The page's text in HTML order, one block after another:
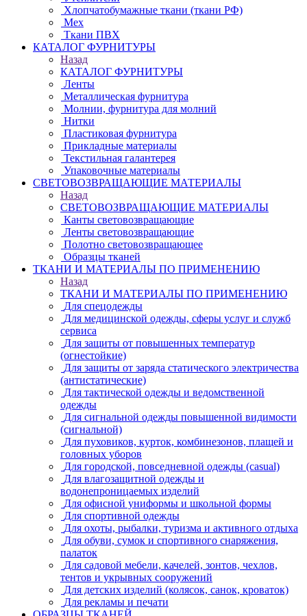
Хлопчатобумажные ткани (ткани РФ)
Мех
Ткани ПВХ
КАТАЛОГ ФУРНИТУРЫ
Назад
КАТАЛОГ ФУРНИТУРЫ
Ленты
Металлическая фурнитура
Молнии, фурнитура для молний
Нитки
Пластиковая фурнитура
Прикладные материалы
Текстильная галантерея
Упаковочные материалы
СВЕТОВОЗВРАЩАЮЩИЕ МАТЕРИАЛЫ
Назад
СВЕТОВОЗВРАЩАЮЩИЕ МАТЕРИАЛЫ
Канты световозвращающие
Ленты световозвращающие
Полотно световозвращающее
Образцы тканей
ТКАНИ И МАТЕРИАЛЫ ПО ПРИМЕНЕНИЮ
Назад
ТКАНИ И МАТЕРИАЛЫ ПО ПРИМЕНЕНИЮ
Для спецодежды
Для медицинской одежды, сферы услуг и служб
сервиса
Для защиты от повышенных температур
(огнестойкие)
Для защиты от заряда статического электричества
(антистатические)
Для тактической одежды и ведомственной
одежды
Для сигнальной одежды повышенной видимости
(сигнальной)
Для пуховиков, курток, комбинезонов, плащей и
головных уборов
Для городской, повседневной одежды (casual)
Для влагозащитной одежды и
водонепроницаемых изделий
Для офисной униформы и школьной формы
Для спортивной одежды
Для охоты, рыбалки, туризма и активного отдыха
Для обуви, сумок и спортивного снаряжения,
палаток
Для садовой мебели, качелей, зонтов, чехлов,
тентов и укрывных сооружений
Для детских изделий (колясок, санок, кроваток)
Для рекламы и печати